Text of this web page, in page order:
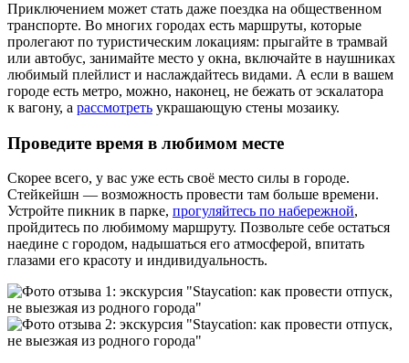
Приключением может стать даже поездка на общественном
транспорте. Во многих городах есть маршруты, которые
пролегают по туристическим локациям: прыгайте в трамвай
или автобус, занимайте место у окна, включайте в наушниках
любимый плейлист и наслаждайтесь видами. А если в вашем
городе есть метро, можно, наконец, не бежать от эскалатора
к вагону, а рассмотреть украшающую стены мозаику.
Проведите время в любимом месте
Скорее всего, у вас уже есть своё место силы в городе.
Стейкейшн — возможность провести там больше времени.
Устройте пикник в парке, прогуляйтесь по набережной,
пройдитесь по любимому маршруту. Позвольте себе остаться
наедине с городом, надышаться его атмосферой, впитать
глазами его красоту и индивидуальность.